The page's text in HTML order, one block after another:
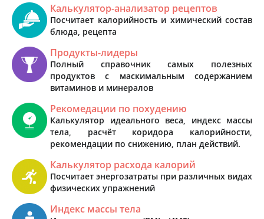
Калькулятор-анализатор рецептов
Посчитает калорийность и химический состав
блюда, рецепта
Продукты-лидеры
Полный справочник самых полезных
продуктов с маскимальным содержанием
витаминов и минералов
Рекомедации по похудению
Калькулятор идеального веса, индекс массы
тела, расчёт коридора калорийности,
рекомендации по снижению, план действий.
Калькулятор расхода калорий
Посчитает энергозатраты при различных видах
физических упражнений
Индекс массы тела